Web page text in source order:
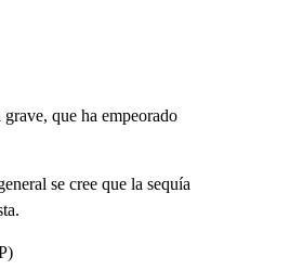
que ha empeorado
se cree que la sequía